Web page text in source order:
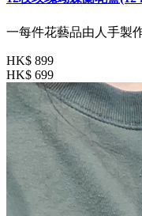
一每件花藝品由人手製
HK$ 899
HK$ 699